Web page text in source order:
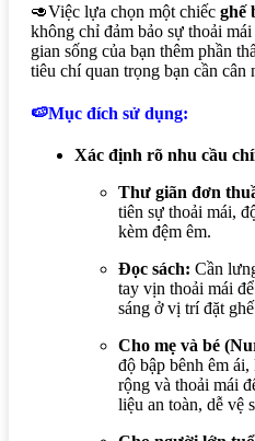
🥑Việc lựa chọn một chiếc ghế
không chỉ đảm bảo sự thoải
gian sống của bạn thêm phần
tiêu chí quan trọng bạn cần cân
🍉Mục đích sử dụng:
Xác định rõ nhu cầu
Thư giãn đơn
tiên sự thoải mái,
kèm đệm êm.
Đọc sách: Cần
tay vịn thoải mái
sáng ở vị trí đặt
Cho mẹ và bé
độ bập bênh êm
rộng và thoải mái
liệu an toàn, dễ vệ